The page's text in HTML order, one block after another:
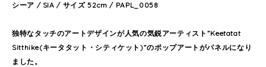
シーア / SIA / サイズ 52cm / PAPL_0058
独特なタッチのアートデザインが人気の気鋭アーティスト”Keetatat
Sitthike(キータタット・シティケット)”のポップアートがパネルになり
ました。